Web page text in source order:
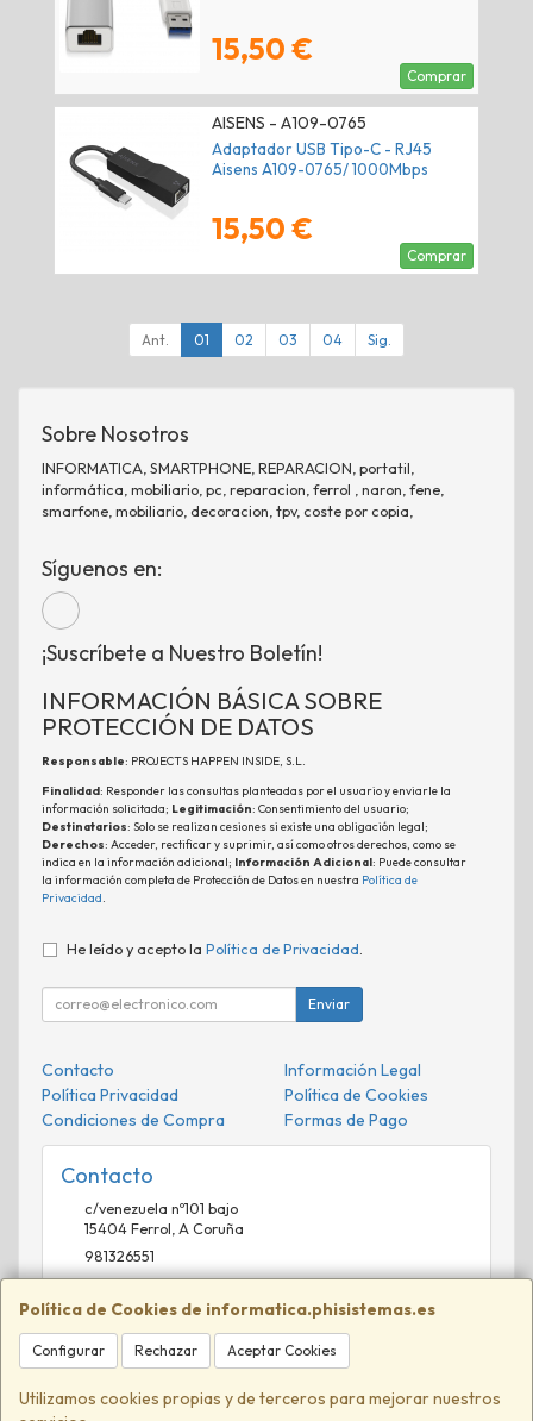
15,50 €
Comprar
AISENS - A109-0765
Adaptador USB Tipo-C - RJ45
Aisens A109-0765/ 1000Mbps
15,50 €
Comprar
Ant. 01 02 03 04 Sig.
Política de Cookies de informatica.phisistemas.es
Configurar Rechazar Aceptar Cookies
Utilizamos cookies propias y de terceros para mejorar nuestros
Sobre Nosotros
INFORMATICA, SMARTPHONE, REPARACION, portatil,
informática, mobiliario, pc, reparacion, ferrol , naron, fene,
smarfone, mobiliario, decoracion, tpv, coste por copia,
Síguenos en:
¡Suscríbete a Nuestro Boletín!
INFORMACIÓN BÁSICA SOBRE
PROTECCIÓN DE DATOS
Responsable: PROJECTS HAPPEN INSIDE, S.L.
Finalidad: Responder las consultas planteadas por el usuario y enviarle la
información solicitada; Legitimación: Consentimiento del usuario;
Destinatarios: Solo se realizan cesiones si existe una obligación legal;
Derechos: Acceder, rectificar y suprimir, así como otros derechos, como se
indica en la información adicional; Información Adicional: Puede consultar
la información completa de Protección de Datos en nuestra Política de
Privacidad.
He leído y acepto la Política de Privacidad
Enviar
Contacto
Información Legal
Política Privacidad
Política de Cookies
Condiciones de Compra
Formas de Pago
Contacto
c/venezuela nº101 bajo
15404Ferrol A Coruña
981326551
comercial@phisistemas.es
Horario
09:00-13:00 16:00-20:00